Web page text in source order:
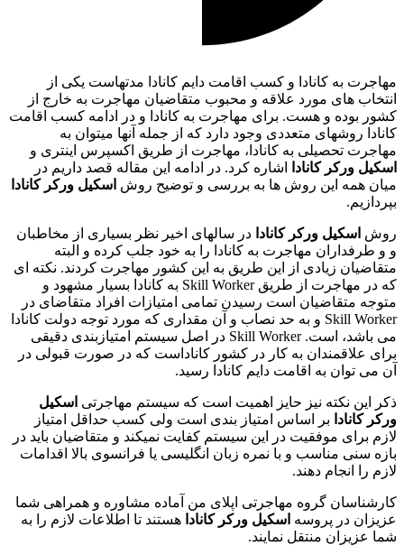
مهاجرت به کانادا و کسب اقامت دایم کانادا مدتهاست یکی از
انتخاب های مورد علاقه و محبوب متقاضیان مهاجرت به خارج از
کشور بوده و هست. برای مهاجرت به کانادا و در ادامه کسب اقامت
کانادا روشهای متعددی وجود دارد که از جمله آنها میتوان به
مهاجرت تحصیلی به کانادا، مهاجرت از طریق اکسپرس اینتری و
اسکیل ورکر کانادا
اشاره کرد. در ادامه این مقاله قصد داریم در
میان همه این روش ها به بررسی و توضیح روش اسکیل ورکر کانادا
بپردازیم.
روش اسکیل ورکر کانادا در سالهای اخیر نظر بسیاری از مخاطبان
و و طرفداران مهاجرت به کانادا را به خود جلب کرده و البته
متقاضیان زیادی از این طریق به این کشور مهاجرت کردند. نکته ای
که در مهاجرت از طریق Skill Worker به کانادا بسیار مشهود و
متوجه متقاضیان است رسیدن تمامی امتیازات افراد متقاضای در
Skill Worker و به حد نصاب و آن مقداری که مورد توجه دولت کانادا
می باشد، است. Skill Worker
در اصل سیستم امتیازبندی دقیقی
برای علاقمندان به کار در کشور کاناداست که در صورت قبولی در
آن می توان به اقامت دایم کانادا رسید.
ذکر این نکته نیز حایز اهمیت است که سیستم مهاجرتی اسکیل
ورکر کانادا بر اساس امتیاز بندی است ولی کسب حداقل امتیاز
لازم برای موفقیت در این سیستم کفایت نمیکند و متقاضیان باید در
بازه سنی مناسب و با نمره زبان انگلیسی یا فرانسوی بالا اقدامات
لازم را انجام دهند.
کارشناسان گروه مهاجرتی اپلای من آماده مشاوره و همراهی شما
عزیزان در پروسه اسکیل ورکر کانادا هستند تا اطلاعات لازم را به
شما عزیزان منتقل نمایند.